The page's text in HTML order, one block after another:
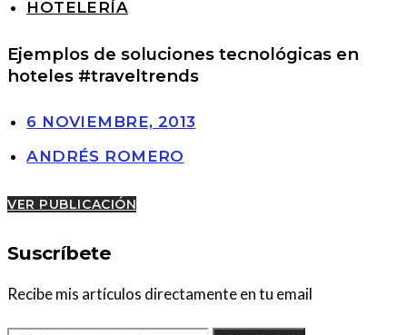
HOTELERÍA
Ejemplos de soluciones tecnológicas en
hoteles #traveltrends
6 NOVIEMBRE, 2013
ANDRÉS ROMERO
VER PUBLICACIÓN
Suscríbete
Recibe mis artículos directamente en tu email